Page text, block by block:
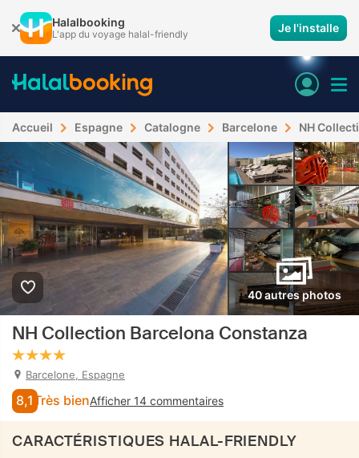
Halalbooking
L'app du voyage halal-friendly Je l'installe
Accueil Espagne Catalogne Barcelone NH
40 autres photos
NH Collection Barcelona Constanza
Barcelone, Espagne
8,1 Très bienAfficher 14 commentaires
CARACTÉRISTIQUES HALAL-FRIENDLY